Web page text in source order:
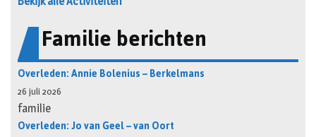
Familie berichten
Overleden: Annie Bolenius – Berkelmans
26 juli 2026
familie
Overleden: Jo van Geel – van Oort